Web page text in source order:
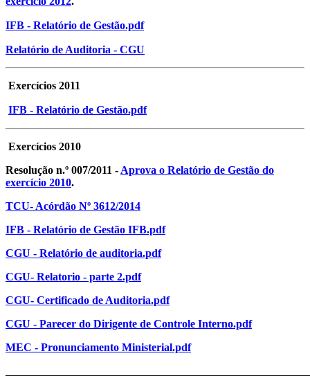
IFB - Relatório de Gestão.pdf
Relatório de Auditoria - CGU
Exercícios 2011
IFB - Relatório de Gestão.pdf
Exercícios 2010
Resolução n.º 007/2011 - Aprova o Relatório de Gestão do
exercício 2010.
TCU- Acórdão Nº 3612/2014
IFB - Relatório de Gestão IFB.pdf
CGU - Relatório de auditoria.pdf
CGU- Relatorio - parte 2.pdf
CGU- Certificado de Auditoria.pdf
CGU - Parecer do Dirigente de Controle Interno.pdf
MEC - Pronunciamento Ministerial.pdf